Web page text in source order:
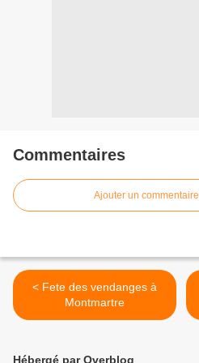
Commentaires
Ajouter un commentaire
< Fete des vendanges à
Montmartre
Hébergé par Overblog